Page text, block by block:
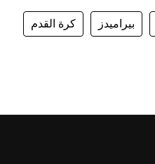
بيراميدز كرة القدم